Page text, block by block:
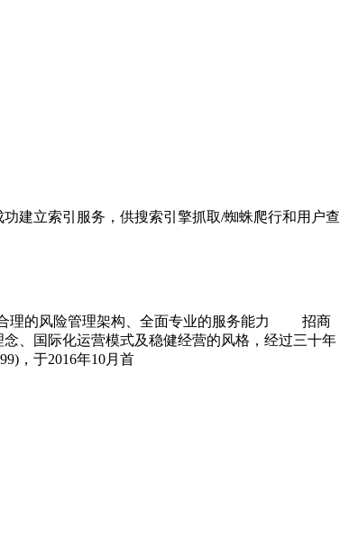
建立索引服务，供搜索引擎抓取/蜘蛛爬行和用户查
合理的风险管理架构、全面专业的服务能力 招商
、国际化运营模式及稳健经营的风格，经过三十年
，于2016年10月首